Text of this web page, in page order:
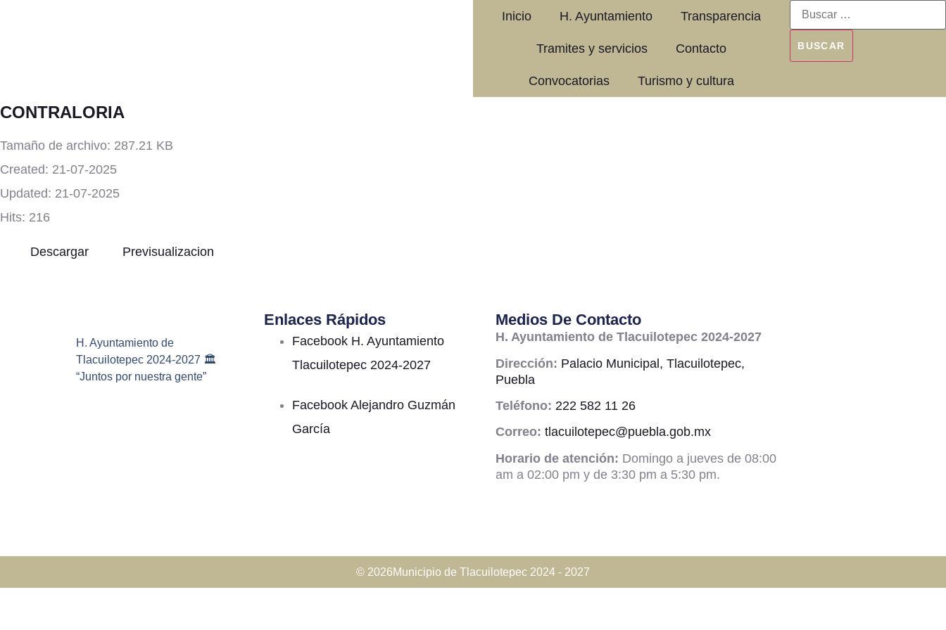
Inicio H. Ayuntamiento Transparencia
Tramites y servicios Contacto
Convocatorias Turismo y cultura
CONTRALORIA
Tamaño de archivo: 287.21 KB
Created: 21-07-2025
Updated: 21-07-2025
Hits: 216
Descargar Previsualizacion
H. Ayuntamiento de
Tlacuilotepec 2024-2027 🏛️
“Juntos por nuestra gente”
Enlaces Rápidos
Facebook H. Ayuntamiento
Tlacuilotepec 2024-2027
Facebook Alejandro Guzmán
García
Medios De Contacto
H. Ayuntamiento de Tlacuilotepec 2024-2027
Dirección: Palacio Municipal, Tlacuilotepec,
Puebla
Teléfono: 222 582 11 26
Correo: tlacuilotepec@puebla.gob.mx
Horario de atención: Domingo a jueves de 08:00
am a 02:00 pm y de 3:30 pm a 5:30 pm.
© 2026Municipio de Tlacuilotepec 2024 - 2027